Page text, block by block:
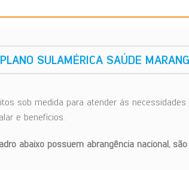
SULAMÉRICA SAÚDE
sob medida para atender às
e benefícios.
abaixo possuem abrangência nacional, são